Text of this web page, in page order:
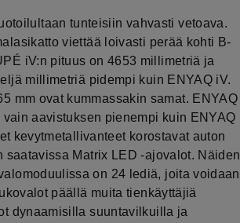
tunteisiin vahvasti vetoava.
viettää loivasti perää kohti B-
iV:n pituus on 4653 millimetriä ja
millimetriä pidempi kuin ENYAQ iV.
mm ovat kummassakin samat. ENYAQ
aavistuksen pienempi kuin ENYAQ
kevytmetallivanteet korostavat auton
Matrix LED -ajovalot. Näiden
on 24 lediä, joita voidaan
päällä muita tienkäyttäjiä
dynaamisilla suuntavilkuilla ja